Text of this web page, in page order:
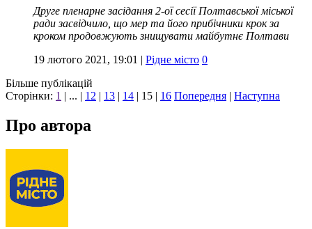
Друге пленарне засідання 2-ої сесії Полтавської міської
ради засвідчило, що мер та його прибічники крок за
кроком продовжують знищувати майбутнє Полтави
19 лютого 2021, 19:01 | Рідне місто 0
Більше публікацій
Сторінки: 1 | ... | 12 | 13 | 14 | 15 | 16 Попередня | Наступна
Про автора